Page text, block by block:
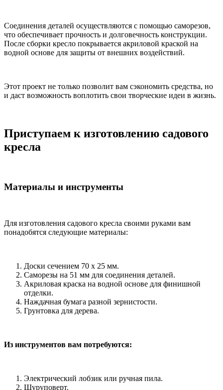
Соединения деталей осуществляются с помощью саморезов,
что обеспечивает прочность и долговечность конструкции.
После сборки кресло покрывается акриловой краской на
водной основе для защиты от внешних воздействий.
Этот проект не только позволит вам сэкономить средства, но
и даст возможность воплотить свои творческие идеи в жизнь.
Приступаем к изготовлению садового
кресла
Материалы и инструменты
Для изготовления садового кресла своими руками вам
понадобятся следующие материалы:
Доски сечением 70 х 25 мм.
Саморезы на 51 мм для соединения деталей.
Акриловая краска на водной основе для финишной
отделки.
Наждачная бумага разной зернистости.
Грунтовка для дерева.
Из инструментов вам потребуются:
Электрический лобзик или ручная пила.
Шуруповерт.